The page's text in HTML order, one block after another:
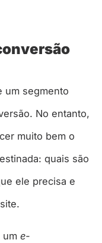
um segmento
No entanto,
muito bem o
quais são
ele precisa e
e-